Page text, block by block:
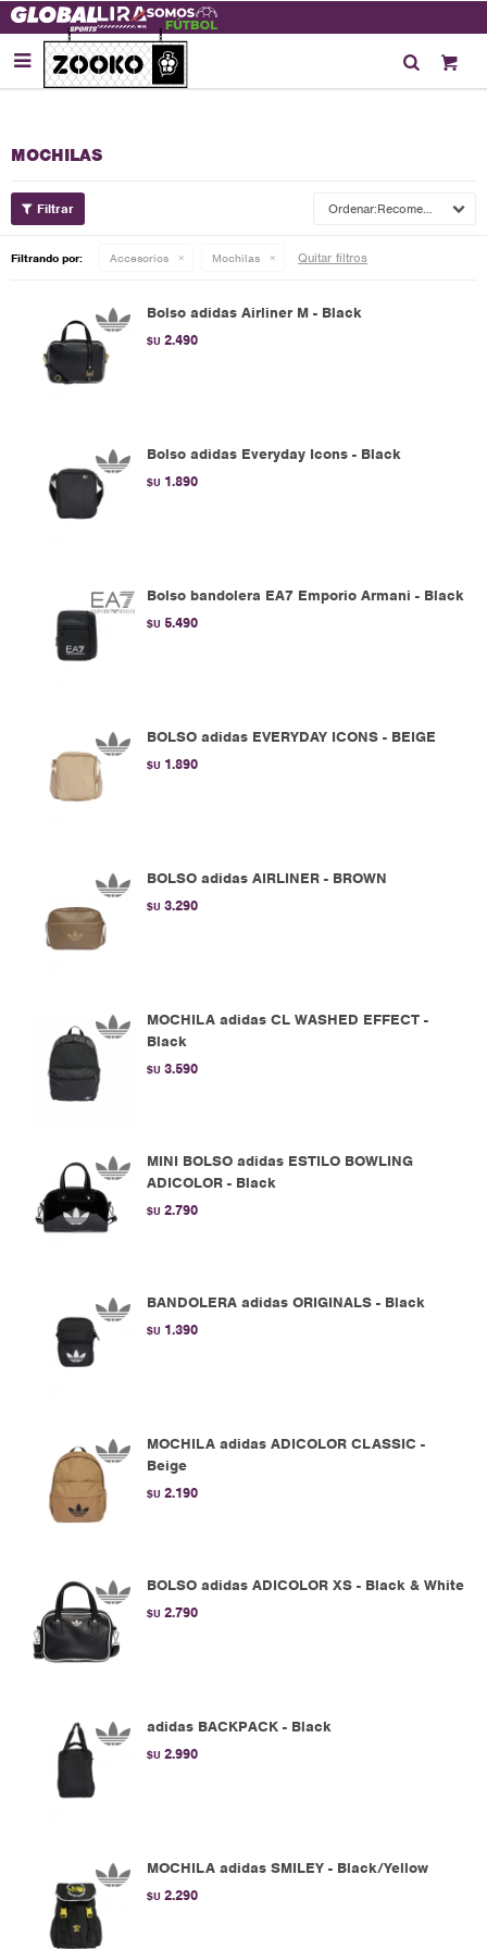

MOCHILAS
Recomendados
Filtrando por: Accesorios Mochilas Quitar filtros
Bolso adidas Airliner M - Black
$U 2.490
Bolso adidas Everyday Icons - Black
$U 1.890
Bolso bandolera EA7 Emporio Armani - Black
$U 5.490
BOLSO adidas EVERYDAY ICONS - BEIGE
$U 1.890
BOLSO adidas AIRLINER - BROWN
$U 3.290
MOCHILA adidas CL WASHED EFFECT -
Black
$U 3.590
MINI BOLSO adidas ESTILO BOWLING
ADICOLOR - Black
$U 2.790
BANDOLERA adidas ORIGINALS - Black
$U 1.390
MOCHILA adidas ADICOLOR CLASSIC -
Beige
$U 2.190
BOLSO adidas ADICOLOR XS - Black & White
$U 2.790
adidas BACKPACK - Black
$U 2.990
MOCHILA adidas SMILEY - Black/Yellow
$U 2.290